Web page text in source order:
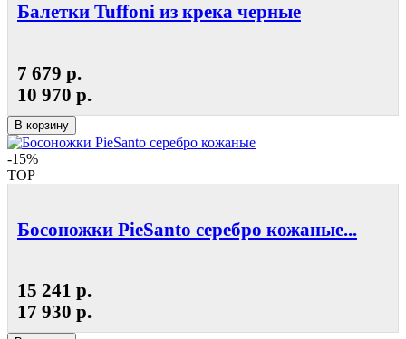
Балетки Tuffoni из крека черные
7 679 р.
10 970 р.
В корзину
-15%
TOP
Босоножки PieSanto серебро кожаные...
15 241 р.
17 930 р.